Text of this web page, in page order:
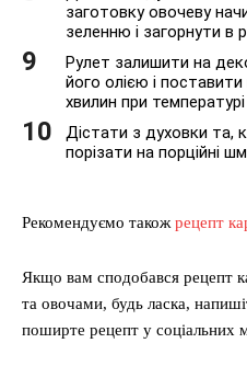
заготовку овочеву
зеленню і загорнути в
Рулет залишити на
його олією і
хвилин при температурі
Дістати з духовки та,
порізати на порційні
Рекомендуємо також рецепт
Якщо вам сподобався рецепт
та овочами, будь ласка,
поширте рецепт у соціальних